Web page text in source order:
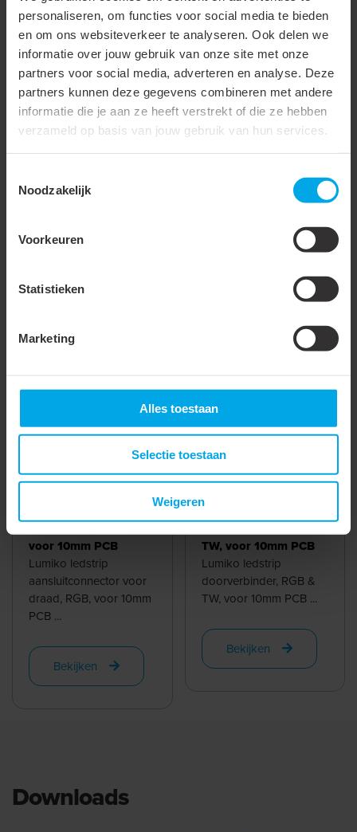
personaliseren, om functies voor social media te bieden
en om ons websiteverkeer te analyseren. Ook delen we
informatie over jouw gebruik van onze site met onze
partners voor social media, adverteren en analyse. Deze
partners kunnen deze gegevens combineren met andere
informatie die je aan ze heeft verstrekt of die ze hebben
verzameld op basis van jouw gebruik van hun services.
Noodzakelijk
Voorkeuren
Statistieken
Marketing
Alles toestaan
Selectie toestaan
Weigeren
Voorschakelapparaat
LED regeling
spanningsgestuurd
Energie-efficiëntieklasse
van de ingebouwde lamp
A++, A+, A (LED)
Lichtkleur
RGB
Accessoires & opties
voor 10mm PCB
Lumiko ledstrip
aansluitconnector voor
draad, RGB, voor 10mm
PCB ...
Bekijken
Ledstrip
TW, voor 10mm PCB
Lumiko ledstrip
doorverbinder, RGB &
TW, voor 10mm PCB ...
Bekijken
Downloads